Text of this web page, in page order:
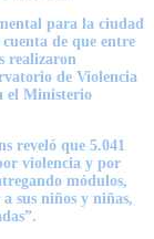
para la ciudad
de que entre
realizaron
de Violencia
el Ministerio
reveló que 5.041
violencia y por
módulos,
sus niños y niñas,